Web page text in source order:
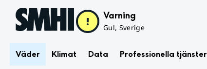
Hoppa till sidans innehåll Varning
Gul, Sverige
Väder Klimat Data Professionella tjänster